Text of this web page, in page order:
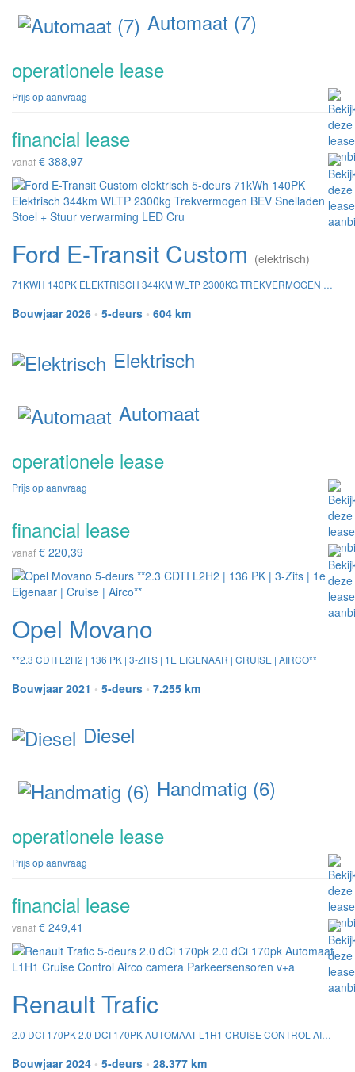
Automaat (7)
operationele lease
Prijs op aanvraag
financial lease
vanaf € 388,97
Ford E-Transit Custom (elektrisch)
71KWH 140PK ELEKTRISCH 344KM WLTP 2300KG TREKVERMOGEN BEV SNELLADEN STOEL + STUUR VERWARMING LED CRU
Bouwjaar 2026 • 5-deurs • 604 km
Elektrisch
Automaat
operationele lease
Prijs op aanvraag
financial lease
vanaf € 220,39
Opel Movano
**2.3 CDTI L2H2 | 136 PK | 3-ZITS | 1E EIGENAAR | CRUISE | AIRCO**
Bouwjaar 2021 • 5-deurs • 7.255 km
Diesel
Handmatig (6)
operationele lease
Prijs op aanvraag
financial lease
vanaf € 249,41
Renault Trafic
2.0 DCI 170PK 2.0 DCI 170PK AUTOMAAT L1H1 CRUISE CONTROL AIRCO CAMERA PARKEERSENSOREN V+A
Bouwjaar 2024 • 5-deurs • 28.377 km